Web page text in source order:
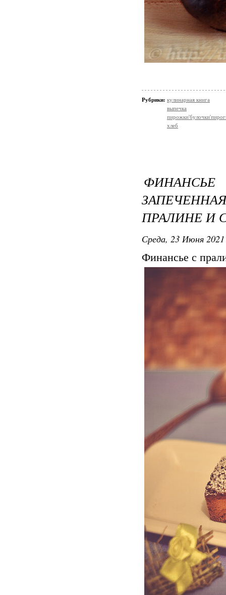
Рубрики: кулинарная книга
выпечка
хлеб
ПРАЛИНЕ И
Среда, 23 Июня
Финансье с